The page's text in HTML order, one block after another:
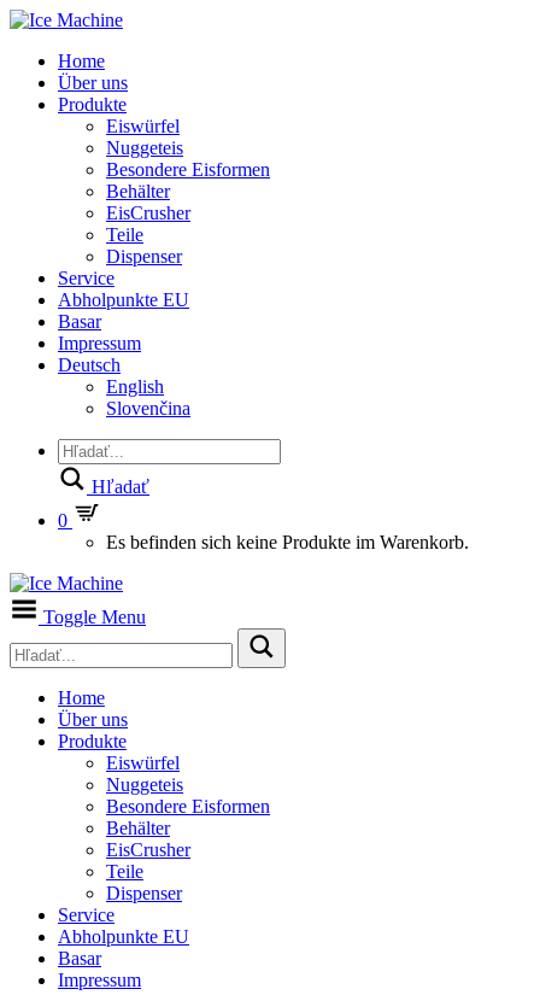
Home
Über uns
Produkte
Eiswürfel
Nuggeteis
Besondere Eisformen
Behälter
EisCrusher
Teile
Dispenser
Service
Abholpunkte EU
Basar
Impressum
Deutsch
English
Slovenčina
Hľadať
0
Es befinden sich keine Produkte im Warenkorb.
Toggle Menu
Home
Über uns
Produkte
Eiswürfel
Nuggeteis
Besondere Eisformen
Behälter
EisCrusher
Teile
Dispenser
Service
Abholpunkte EU
Basar
Impressum